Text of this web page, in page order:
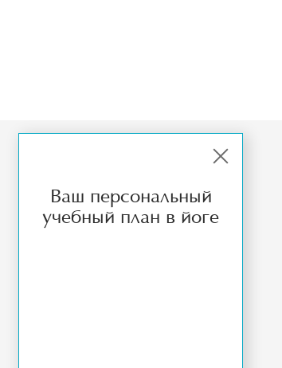
МЕТОДИЧЕСКИЕ МАТЕРИАЛЫ
ОТЗЫВЫ
Ваш персональный
учебный план в йоге